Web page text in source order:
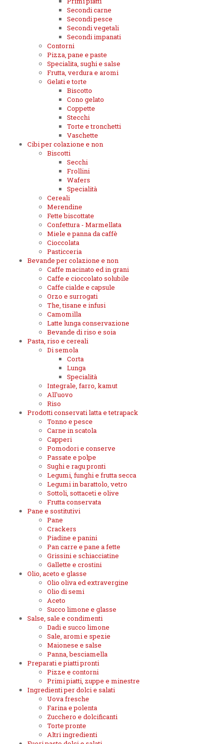
Secondi carne
Secondi pesce
Secondi vegetali
Secondi impanati
Contorni
Pizza, pane e paste
Specialita, sughi e salse
Frutta, verdura e aromi
Gelati e torte
Biscotto
Cono gelato
Coppette
Stecchi
Torte e tronchetti
Vaschette
Cibi per colazione e non
Biscotti
Secchi
Frollini
Wafers
Specialità
Cereali
Merendine
Fette biscottate
Confettura - Marmellata
Miele e panna da caffè
Cioccolata
Pasticceria
Bevande per colazione e non
Caffe macinato ed in grani
Caffe e cioccolato solubile
Caffe cialde e capsule
Orzo e surrogati
The, tisane e infusi
Camomilla
Latte lunga conservazione
Bevande di riso e soia
Pasta, riso e cereali
Di semola
Corta
Lunga
Specialità
Integrale, farro, kamut
All'uovo
Riso
Prodotti conservati latta e tetrapack
Tonno e pesce
Carne in scatola
Capperi
Pomodori e conserve
Passate e polpe
Sughi e ragu pronti
Legumi, funghi e frutta secca
Legumi in barattolo, vetro
Sottoli, sottaceti e olive
Frutta conservata
Pane e sostitutivi
Pane
Crackers
Piadine e panini
Pan carre e pane a fette
Grissini e schiacciatine
Gallette e crostini
Olio, aceto e glasse
Olio oliva ed extravergine
Olio di semi
Aceto
Succo limone e glasse
Salse, sale e condimenti
Dadi e succo limone
Sale, aromi e spezie
Maionese e salse
Panna, besciamella
Preparati e piatti pronti
Pizze e contorni
Primi piatti, zuppe e minestre
Ingredienti per dolci e salati
Uova fresche
Farina e polenta
Zucchero e dolcificanti
Torte pronte
Altri ingredienti